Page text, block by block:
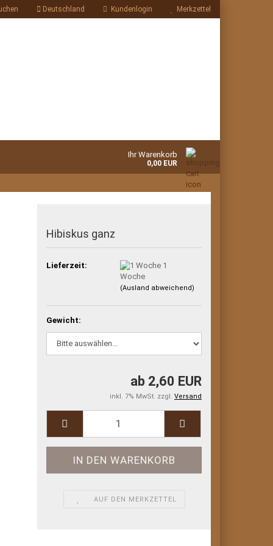
Deutschland Kundenlogin Merkzettel
Ihr Warenkorb
0,00 EUR
Hibiskus ganz
Lieferzeit:
1
Woche
(Ausland abweichend)
Gewicht:
ab 2,60 EUR
inkl. 7% MwSt. zzgl. Versand
AUF DEN MERKZETTEL